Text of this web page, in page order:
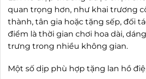
quan trọng hơn, như khai trương
thành, tân gia hoặc tặng sếp, đối
điểm là thời gian chơi hoa dài,
trưng trong nhiều không gian.
Một số dịp phù hợp tặng lan hồ